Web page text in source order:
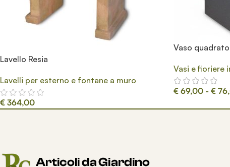
Lavello Resia
Lavelli per esterno e fontane a muro
€ 364,00
Vaso
Vasi e fioriere
€69,00 - €